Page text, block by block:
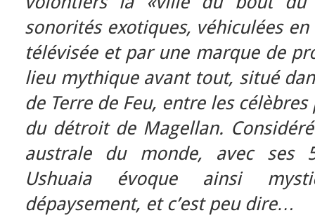
sonorités exotiques, véhiculées
télévisée et par une marque de
lieu mythique avant tout, situé
de Terre de Feu, entre les
du détroit de Magellan.
australe du monde, avec ses
Ushuaia évoque ainsi
dépaysement, et c’est peu dire…